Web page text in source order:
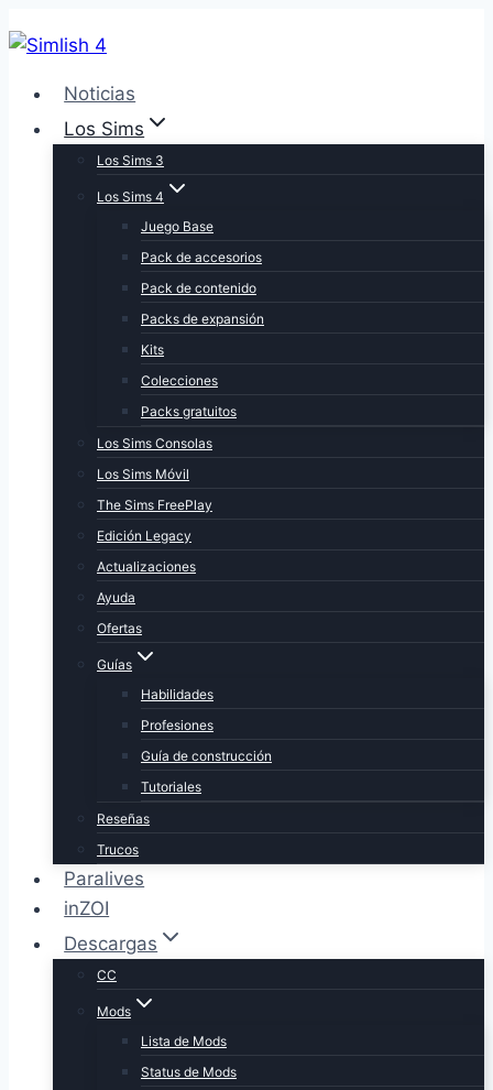
to
content
Noticias
Los Sims
Los Sims 3
Los Sims 4
Juego Base
Pack de accesorios
Pack de contenido
Packs de expansión
Kits
Colecciones
Packs gratuitos
Los Sims Consolas
Los Sims Móvil
The Sims FreePlay
Edición Legacy
Actualizaciones
Ayuda
Ofertas
Guías
Habilidades
Profesiones
Guía de construcción
Tutoriales
Reseñas
Trucos
Paralives
inZOI
Descargas
CC
Mods
Lista de Mods
Status de Mods